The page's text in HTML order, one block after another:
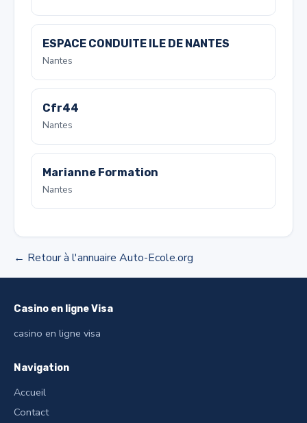
ESPACE CONDUITE ILE DE NANTES
Nantes
Cfr44
Nantes
Marianne Formation
Nantes
← Retour à l'annuaire Auto-Ecole.org
Casino en ligne Visa
casino en ligne visa
Navigation
Accueil
Contact